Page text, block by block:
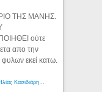
ΤΗΣ ΜΑΝΗΣ.
ούτε
απο την
εκεί κατω.
Αμερικανοί ρατσιστές αναρωτιούνται αν ο Ηλίας Κασιδιάρης ανήκει στη λευκή φυλή... - Λόγιος Ερμής